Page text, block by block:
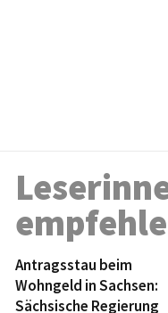
Antragsstau beim
Wohngeld in Sachsen:
Sächsische Regierung